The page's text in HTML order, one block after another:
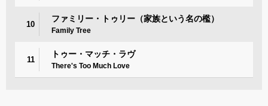
10
ファミリー・トゥリー（家族という名の檻）
Family Tree
11
トゥー・マッチ・ラヴ
There's Too Much Love